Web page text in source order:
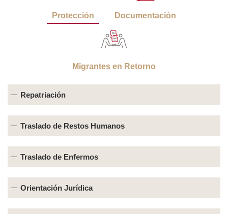
Protección Documentación
Migrantes en Retorno
Repatriación
Traslado de Restos Humanos
Traslado de Enfermos
Orientación Jurídica